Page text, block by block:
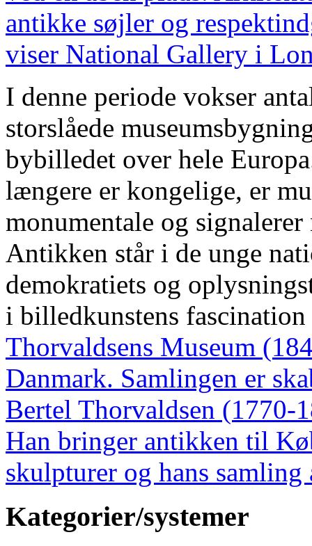
antikke søjler og
viser National Gallery i
I denne periode vokser
storslåede
bybilledet over hele
længere er kongelige, er
monumentale og
Antikken står i de unge
demokratiets og
i billedkunstens
Thorvaldsens Museum
Danmark. Samlingen er
Bertel Thorvaldsen (1770-
Han bringer antikken til
skulpturer og hans
Kategorier/systemer